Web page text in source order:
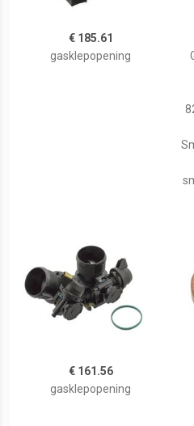
€ 185.61
gasklepopening
€ 161.56
gasklepopening